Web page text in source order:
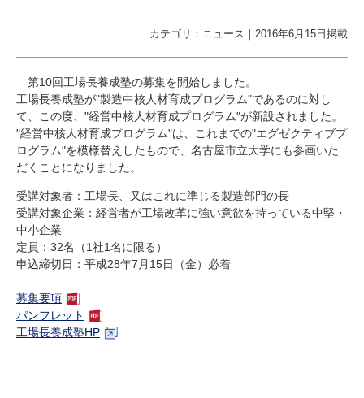
社会連携
国際交流
研究・教員Navi
受験生
企業・研究者
寄附のお願い
アクセス
カテゴリ：ニュース｜2016年6月15日掲載
第10回工場長養成塾の募集を開始しました。
工場長養成塾が"製造中核人材育成プログラム"であるのに対し
て、この度、"経営中核人材育成プログラム"が新設されました。
"経営中核人材育成プログラム"は、これまでの"エグゼクティブプ
ログラム"を模様替えしたもので、名古屋市立大学にも参画いた
だくことになりました。
受講対象者：工場長、又はこれに準じる製造部門の長
受講対象企業：経営者が工場改革に強い意欲を持っている中堅・
中小企業
定員： 32名（1社1名に限る）
申込締切日：平成28年7 月 15日（金）必着
募集要項
パンフレット
工場長養成塾HP